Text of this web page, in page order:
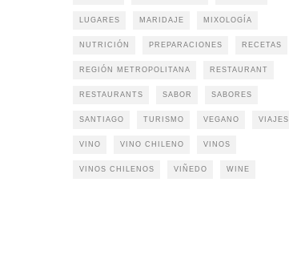
LUGARES MARIDAJE MIXOLOGÍA
NUTRICIÓN PREPARACIONES RECETAS
REGIÓN METROPOLITANA RESTAURANT
RESTAURANTS SABOR SABORES
SANTIAGO TURISMO VEGANO VIAJES
VINO VINO CHILENO VINOS
VINOS CHILENOS VIÑEDO WINE